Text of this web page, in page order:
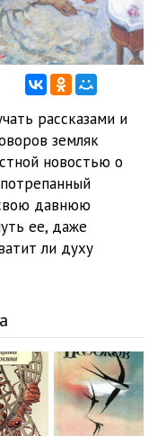
05:10
03:01
03:56
04:49
02:59
04:07
рассказами и
земляк
новостью о
давнюю
ее, даже
ли духу